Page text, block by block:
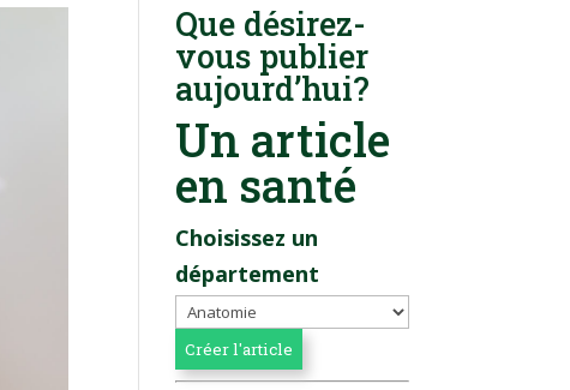
Que désirez-
vous publier
aujourd’hui?
Un article
en santé
Choisissez un
département